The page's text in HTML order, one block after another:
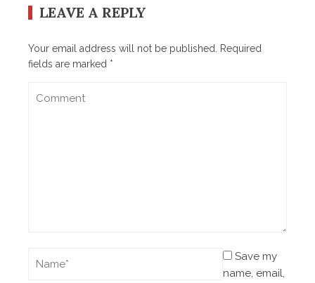
LEAVE A REPLY
Your email address will not be published.
Required
fields are marked *
Save my
name, email,